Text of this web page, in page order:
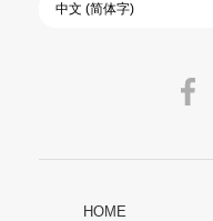
HOME